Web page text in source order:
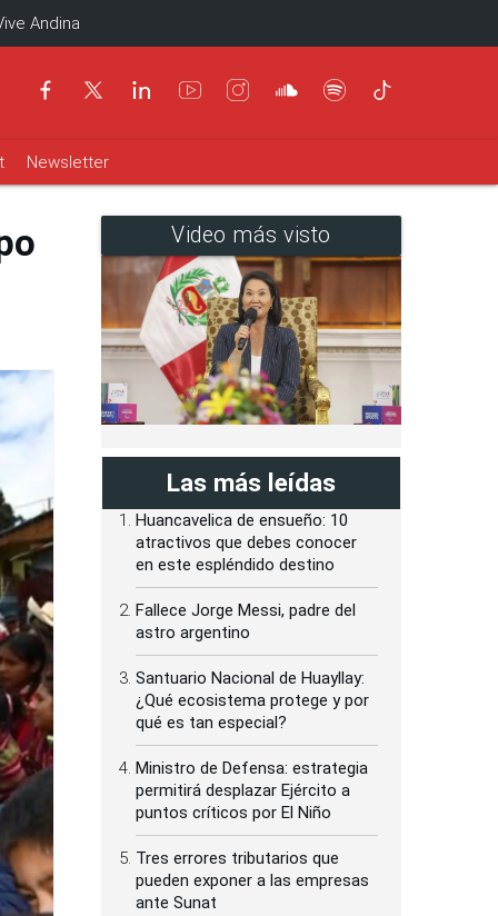
Andina
Newsletter
Video más visto
Las más leídas
Huancavelica de ensueño: 10
atractivos que debes conocer
en este espléndido destino
Fallece Jorge Messi, padre del
astro argentino
Santuario Nacional de Huayllay:
¿Qué ecosistema protege y por
qué es tan especial?
Ministro de Defensa: estrategia
permitirá desplazar Ejército a
puntos críticos por El Niño
Tres errores tributarios que
pueden exponer a las empresas
ante Sunat